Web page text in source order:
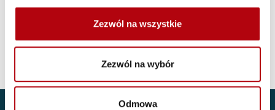
Zezwól na wszystkie
Zezwól na wybór
Odmowa